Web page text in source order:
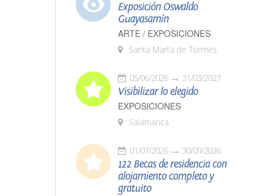
Exposición Oswaldo
Guayasamín
ARTE / EXPOSICIONES
Santa Marta de Tormes
05/06/2026 31/03/2027
Visibilizar lo elegido
EXPOSICIONES
Salamanca
01/07/2026 30/09/2026
122 Becas de residencia con
alojamiento completo y
gratuito